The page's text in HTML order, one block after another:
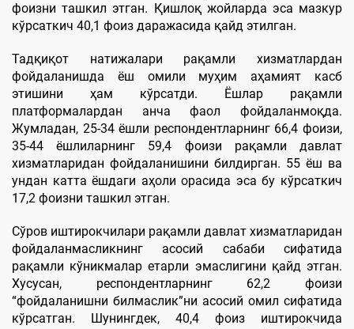
фоизни ташкил этган. Қишлоқ жойларда эса мазкур
кўрсаткич 40,1 фоиз даражасида қайд этилган.
Тадқиқот натижалари рақамли хизматлардан
фойдаланишда ёш омили муҳим аҳамият касб
этишини ҳам кўрсатди. Ёшлар рақамли
платформалардан анча фаол фойдаланмоқда.
Жумладан, 25-34 ёшли респондентларнинг 66,4 фоизи,
35-44 ёшлиларнинг 59,4 фоизи рақамли давлат
хизматларидан фойдаланишини билдирган. 55 ёш ва
ундан катта ёшдаги аҳоли орасида эса бу кўрсаткич
17,2 фоизни ташкил этган.
Сўров иштирокчилари рақамли давлат хизматларидан
фойдаланмасликнинг асосий сабаби сифатида
рақамли кўникмалар етарли эмаслигини қайд этган.
Хусусан, респондентларнинг 62,2 фоизи
“фойдаланишни билмаслик”ни асосий омил сифатида
кўрсатган. Шунингдек, 40,4 фоиз иштирокчида